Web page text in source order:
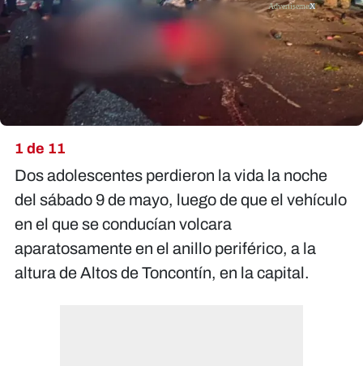
1 de 11
Dos adolescentes perdieron la vida la noche
del sábado 9 de mayo, luego de que el vehículo
en el que se conducían volcara
aparatosamente en el anillo periférico, a la
altura de Altos de Toncontín, en la capital.
X